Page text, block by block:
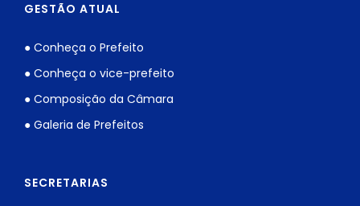
GESTÃO ATUAL
● Conheça o Prefeito
● Conheça o vice-prefeito
● Composição da Câmara
● Galeria de Prefeitos
SECRETARIAS